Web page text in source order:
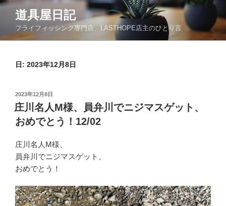
コ
ン
道具屋日記
フライフィッシング専門店、LASTHOPE店主のひとり言
日: 2023年12月8日
投
稿
日:
2023年12月8日
庄川名人M様、員弁川でニジマスゲット、
おめでとう！12/02
庄川名人M様、
員弁川でニジマスゲット、
おめでとう！